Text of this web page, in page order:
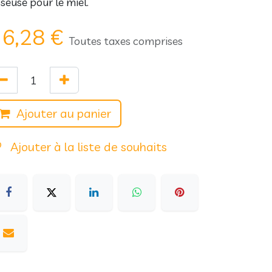
€ Toutes taxes comprises
Ajouter au panier
Ajouter à la liste de souhaits